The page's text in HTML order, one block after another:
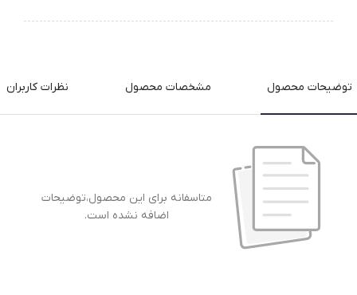
توضیحات محصول مشخصات محصول نظرات کاربران
متاسفانه برای این محصول،توضیحات
اضافه نشده است.